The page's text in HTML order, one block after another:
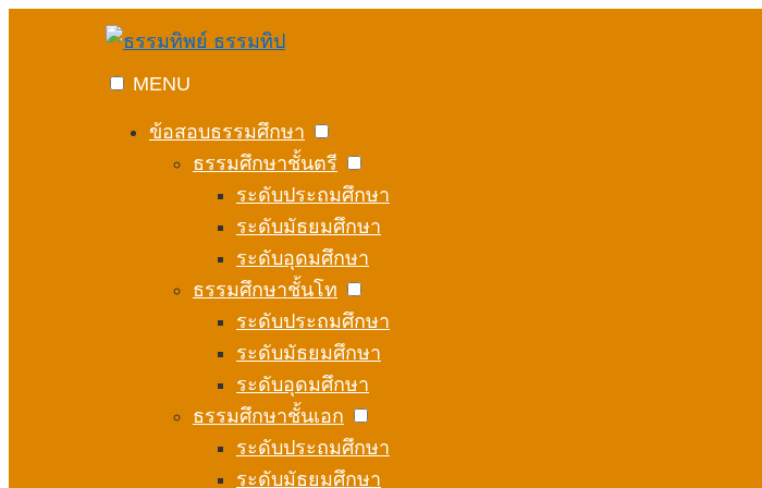
MENU
ข้อสอบธรรมศึกษา
ธรรมศึกษาชั้นตรี
ระดับประถมศึกษา
ระดับมัธยมศึกษา
ระดับอุดมศึกษา
ธรรมศึกษาชั้นโท
ระดับประถมศึกษา
ระดับมัธยมศึกษา
ระดับอุดมศึกษา
ธรรมศึกษาชั้นเอก
ระดับประถมศึกษา
ระดับมัธยมศึกษา